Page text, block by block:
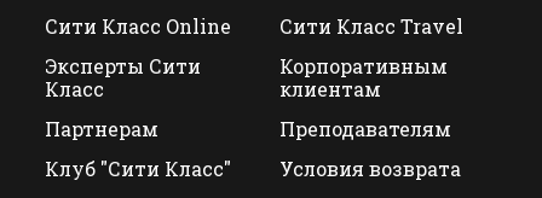
Сити Класс Online
Сити Класс Travel
Эксперты Сити
Класс
Корпоративным
клиентам
Партнерам
Преподавателям
Клуб "Сити Класс"
Условия возврата